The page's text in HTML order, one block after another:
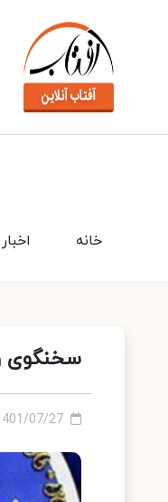
اخبار خانه
سخنگوی
07/27